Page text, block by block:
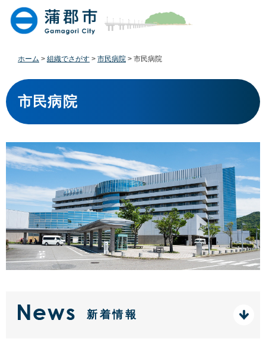
す
。
し
て
へ
ホーム > 組織でさがす > 市民病院 > 市民病院
本
文
市民病院
新着情報